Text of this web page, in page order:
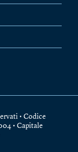
• Codice
• Capitale